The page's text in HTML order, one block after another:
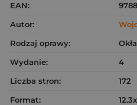
EAN:
Autor:
Rodzaj oprawy:
Wydanie:
4
Liczba stron:
172
Format: